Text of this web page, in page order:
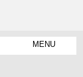
MENU